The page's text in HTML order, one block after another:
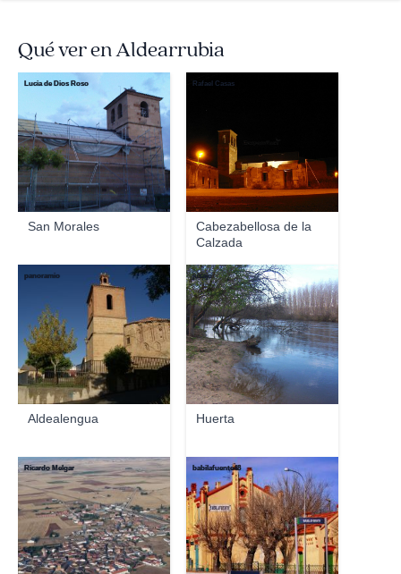
Qué ver en Aldearrubia
San Morales
Lucia de Dios Roso
Cabezabellosa de la
Calzada
Rafael Casas
Aldealengua
panoramio
Huerta
jusajo
Ricardo Melgar babilafuente48